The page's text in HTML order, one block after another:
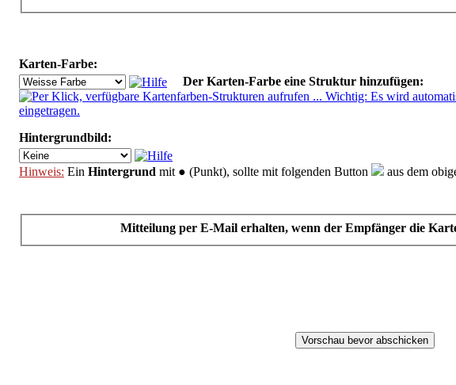
Karten-Farbe:
Der Karten-Farbe eine Struktur hinzufügen:
Hintergrundbild:
Hinweis: Ein Hintergrund mit ● (Punkt), sollte mit folgenden Button aus dem
Mitteilung per E-Mail erhalten, wenn der Empfänger die